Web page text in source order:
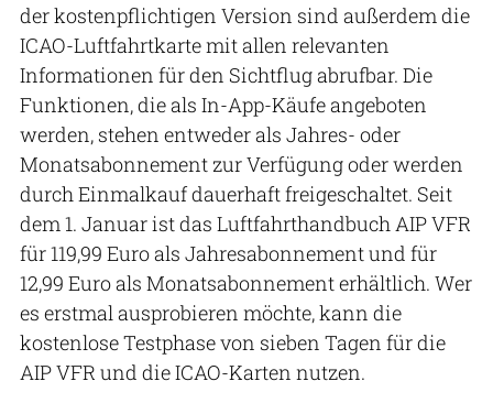
der kostenpflichtigen Version sind außerdem die
ICAO-Luftfahrtkarte mit allen relevanten
Informationen für den Sichtflug abrufbar. Die
Funktionen, die als In-App-Käufe angeboten
werden, stehen entweder als Jahres- oder
Monatsabonnement zur Verfügung oder werden
durch Einmalkauf dauerhaft freigeschaltet. Seit
dem 1. Januar ist das Luftfahrthandbuch AIP VFR
für 119,99 Euro als Jahresabonnement und für
12,99 Euro als Monatsabonnement erhältlich. Wer
es erstmal ausprobieren möchte, kann die
kostenlose Testphase von sieben Tagen für die
AIP VFR und die ICAO-Karten nutzen.